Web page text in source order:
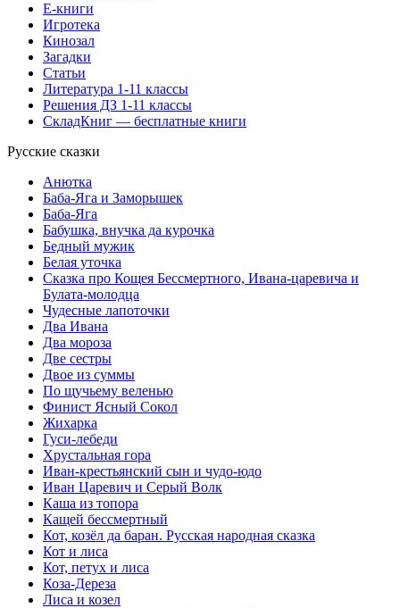
Е-книги
Игротека
Кинозал
Загадки
Статьи
Литература 1-11 классы
Решения ДЗ 1-11 классы
СкладКниг — бесплатные книги
Русские сказки
Анютка
Баба-Яга и Заморышек
Баба-Яга
Бабушка, внучка да курочка
Бедный мужик
Белая уточка
Сказка про Кощея Бессмертного, Ивана-царевича и
Булата-молодца
Чудесные лапоточки
Два Ивана
Два мороза
Две сестры
Двое из суммы
По щучьему веленью
Финист Ясный Сокол
Жихарка
Гуси-лебеди
Хрустальная гора
Иван-крестьянский сын и чудо-юдо
Иван Царевич и Серый Волк
Каша из топора
Кащей бессмертный
Кот, козёл да баран. Русская народная сказка
Кот и лиса
Кот, петух и лиса
Коза-Дереза
Лиса и козел